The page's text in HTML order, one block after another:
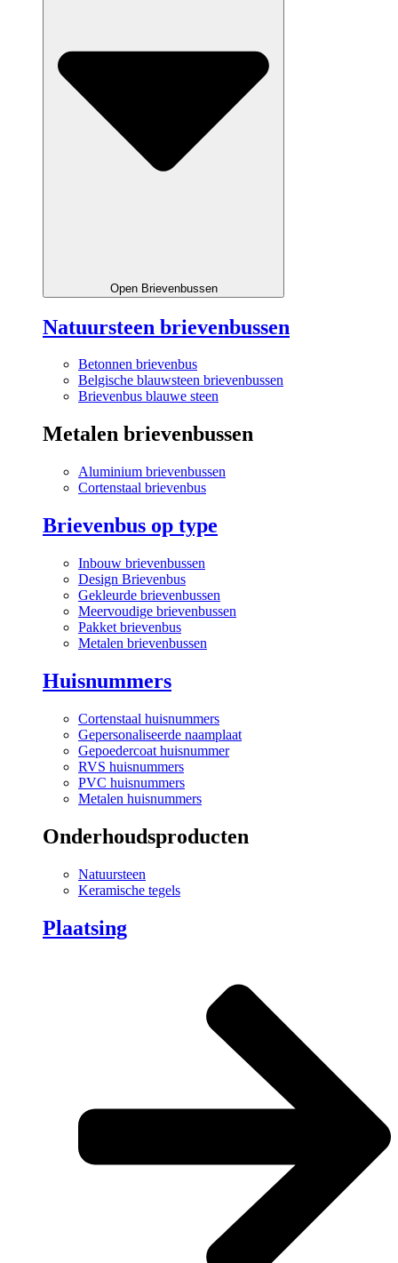
Open Brievenbussen
Natuursteen brievenbussen
Betonnen brievenbus
Belgische blauwsteen brievenbussen
Brievenbus blauwe steen
Metalen brievenbussen
Aluminium brievenbussen
Cortenstaal brievenbus
Brievenbus op type
Inbouw brievenbussen
Design Brievenbus
Gekleurde brievenbussen
Meervoudige brievenbussen
Pakket brievenbus
Metalen brievenbussen
Huisnummers
Cortenstaal huisnummers
Gepersonaliseerde naamplaat
Gepoedercoat huisnummer
RVS huisnummers
PVC huisnummers
Metalen huisnummers
Onderhoudsproducten
Natuursteen
Keramische tegels
Plaatsing